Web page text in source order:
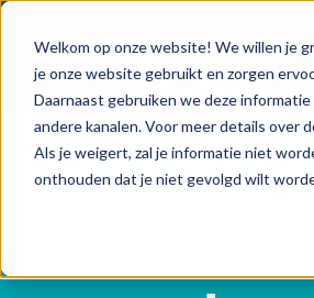
Welkom op onze website! We willen je
je onze website gebruikt en zorgen
Daarnaast gebruiken we deze
andere kanalen. Voor meer details over
Als je weigert, zal je informatie niet
onthouden dat je niet gevolgd wilt